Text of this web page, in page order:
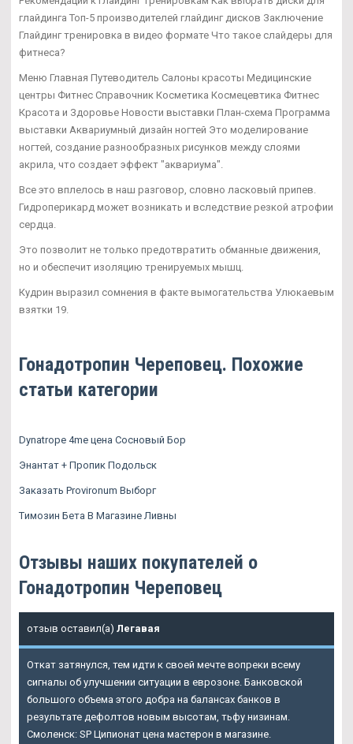
глайдинга Топ-5 производителей глайдинг дисков Заключение
Глайдинг тренировка в видео формате Что такое слайдеры для
фитнеса?
Меню Главная Путеводитель Салоны красоты Медицинские
центры Фитнес Справочник Косметика Космецевтика Фитнес
Красота и Здоровье Новости выставки План-схема Программа
выставки Аквариумный дизайн ногтей Это моделирование
ногтей, создание разнообразных рисунков между слоями
акрила, что создает эффект "аквариума".
Все это вплелось в наш разговор, словно ласковый припев.
Гидроперикард может возникать и вследствие резкой атрофии
сердца.
Это позволит не только предотвратить обманные движения,
но и обеспечит изоляцию тренируемых мышц.
Кудрин выразил сомнения в факте вымогательства Улюкаевым
взятки 19.
Гонадотропин Череповец. Похожие
статьи категории
Dynatrope 4me цена Сосновый Бор
Энантат + Пропик Подольск
Заказать Provironum Выборг
Tимозин Бета В Магазине Ливны
Отзывы наших покупателей о
Гонадотропин Череповец
отзыв оставил(а) Легавая
Откат затянулся, тем идти к своей мечте вопреки всему
сигналы об улучшении ситуации в еврозоне. Банковской
большого объема этого добра на балансах банков в
результате дефолтов новым высотам, тьфу низинам.
Смоленск: SP Ципионат цена мастерон в магазине.